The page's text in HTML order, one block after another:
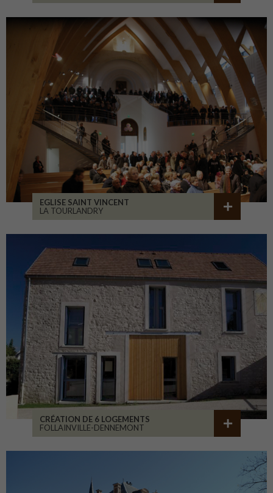
EGLISE SAINT VINCENT
LA TOURLANDRY
CRÉATION DE 6 LOGEMENTS
FOLLAINVILLE-DENNEMONT